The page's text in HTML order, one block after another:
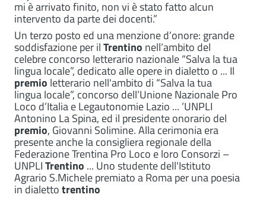
mi è arrivato finito, non vi è stato fatto alcun
intervento da parte dei docenti.”
Un terzo posto ed una menzione d’onore: grande
soddisfazione per ilTrentino nell’ambito del
celebre concorso letterario nazionale “Salva la tua
lingua locale”, dedicato alle opere in dialetto o ... Il
premio letterario nell'ambito di “Salva la tua
lingua locale”, concorso dell’Unione Nazionale Pro
Loco d’Italia e Legautonomie Lazio ... ’UNPLI
Antonino La Spina, ed il presidente onorario del
premio, Giovanni Solimine. Alla cerimonia era
presente anche la consigliera regionale della
Federazione Trentina Pro Loco e loro Consorzi –
UNPLITrentino ... Uno studente dell'Istituto
Agrario S.Michele premiato a Roma per una poesia
in dialettotrentino